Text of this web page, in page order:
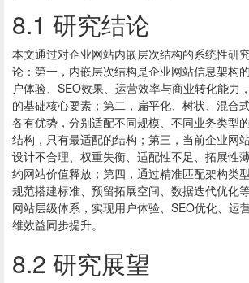
8.1 研究结论
本文通过对企业网站内嵌层次结构的系统性研
论：第一，内嵌层次结构是企业网站信息架构
户体验、SEO效果、运营效率与商业转化能力
的基础核心要素；第二，扁平化、树状、混合
各有优势，分别适配不同规模、不同业务类型
结构，只有最适配的结构；第三，当前企业网
设计不合理、权重失衡、适配性不足、拓展性
约网站价值释放；第四，通过精准匹配架构类
规范搭建标准、预留拓展空间、数据迭代优化
网站层级体系，实现用户体验、SEO优化、运
维效益同步提升。
8.2 研究展望